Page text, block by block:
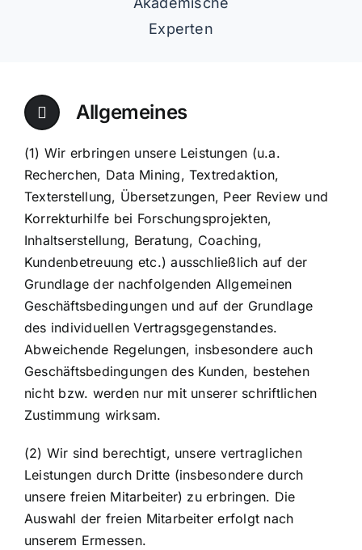
Experten
Allgemeines
(1) Wir erbringen unsere Leistungen (u.a.
Recherchen, Data Mining, Textredaktion,
Texterstellung, Übersetzungen, Peer Review und
Korrekturhilfe bei Forschungsprojekten,
Inhaltserstellung, Beratung, Coaching,
Kundenbetreuung etc.) ausschließlich auf der
Grundlage der nachfolgenden Allgemeinen
Geschäftsbedingungen und auf der Grundlage
des individuellen Vertragsgegenstandes.
Abweichende Regelungen, insbesondere auch
Geschäftsbedingungen des Kunden, bestehen
nicht bzw. werden nur mit unserer schriftlichen
Zustimmung wirksam.
(2) Wir sind berechtigt, unsere vertraglichen
Leistungen durch Dritte (insbesondere durch
unsere freien Mitarbeiter) zu erbringen. Die
Auswahl der freien Mitarbeiter erfolgt nach
unserem Ermessen.